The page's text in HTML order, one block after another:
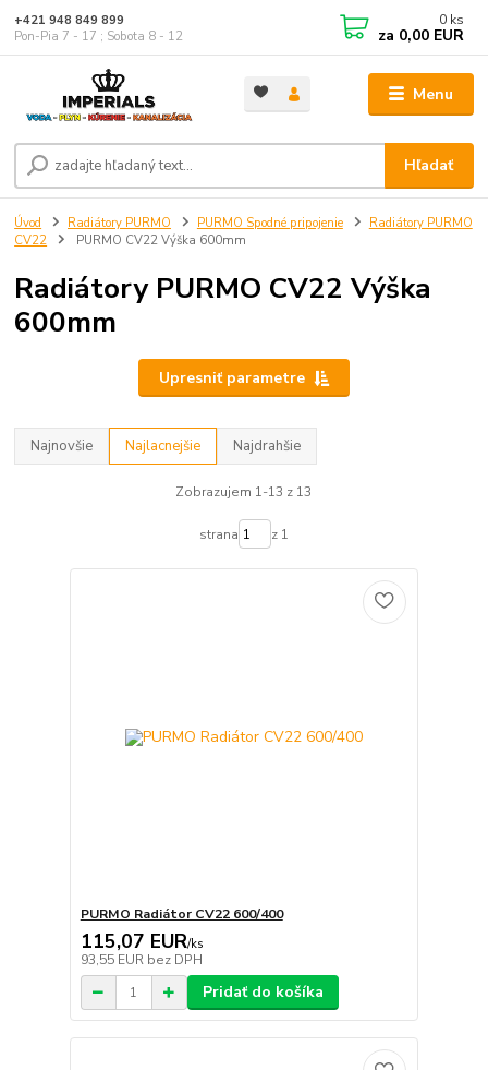
Menu
Hľadať
+421 948 849 899
Pon-Pia 7 - 17 ; Sobota 8 - 12
0 ks
za 0,00 EUR
Úvod Radiátory PURMO PURMO Spodné pripojenie
Radiátory PURMO
CV22
PURMO CV22 Výška 600mm
Radiátory PURMO CV22 Výška
600mm
Upresniť parametre
Najnovšie Najlacnejšie Najdrahšie
Zobrazujem 1-13 z 13
strana z 1
PURMO Radiátor CV22 600/400
115,07 EUR/ks
93,55 EUR bez DPH
Pridať do košíka